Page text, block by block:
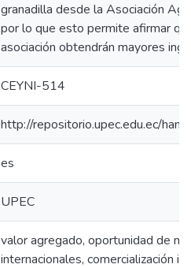
granadilla desde la Asociación
por lo que esto permite afirmar
asociación obtendrán mayores
CEYNI-514
http://repositorio.upec.edu.ec/
es
UPEC
valor agregado, oportunidad de
internacionales, comercialización